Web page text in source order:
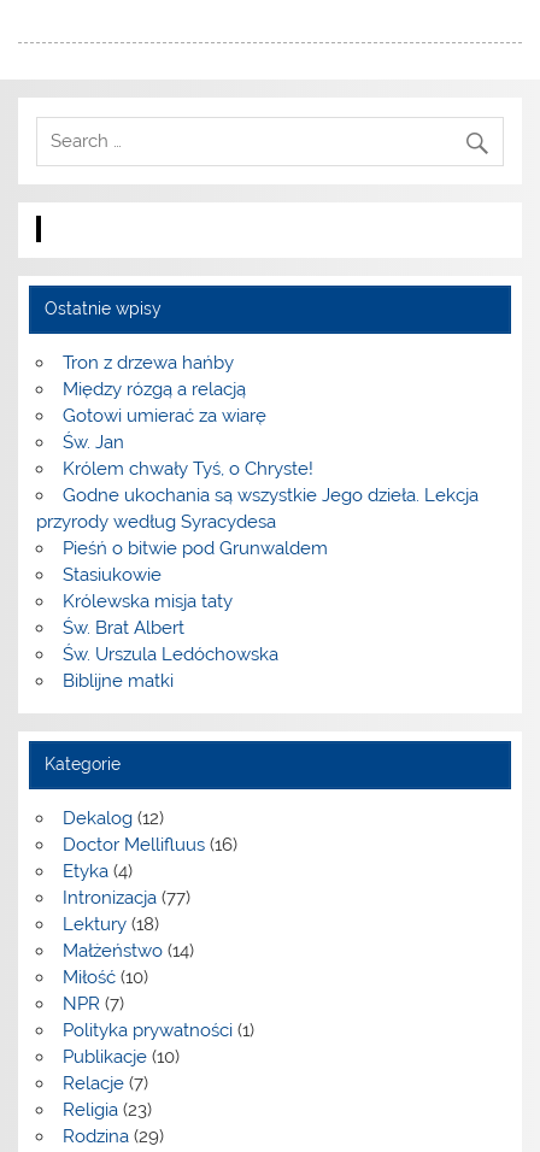
Ostatnie wpisy
Tron z drzewa hańby
Między rózgą a relacją
Gotowi umierać za wiarę
Św. Jan
Królem chwały Tyś, o Chryste!
Godne ukochania są wszystkie Jego dzieła. Lekcja
przyrody według Syracydesa
Pieśń o bitwie pod Grunwaldem
Stasiukowie
Królewska misja taty
Św. Brat Albert
Św. Urszula Ledóchowska
Biblijne matki
Kategorie
Dekalog(12)
Doctor Mellifluus(16)
Etyka(4)
Intronizacja(77)
Lektury(18)
Małżeństwo(14)
Miłość(10)
NPR (7)
Polityka prywatności(1)
Publikacje(10)
Relacje(7)
Religia(23)
Rodzina(29)